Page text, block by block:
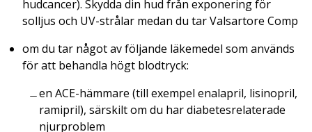
hudcancer). Skydda din hud från exponering för
solljus och UV-strålar medan du tar Valsartore Comp
om du tar något av följande läkemedel som används
för att behandla högt blodtryck:
en ACE-hämmare (till exempel enalapril, lisinopril,
ramipril), särskilt om du har diabetesrelaterade
njurproblem